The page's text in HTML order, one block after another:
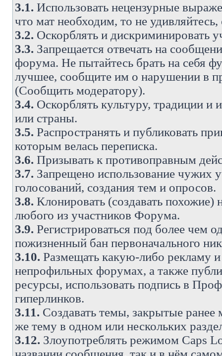
3.1. Использовать нецензурные
что мат необходим, то не
3.2. Оскорблять и дискриминировать
3.3. Запрещается отвечать на
форума. Не пытайтесь брать на себя
лучшее, сообщите им о нарушении в
(Сообщить модератору).
3.4. Оскорблять культуру, традиции
или страны.
3.5. Распространять и публиковать
которым велась переписка.
3.6. Призывать к противоправным
3.7. Запрещено использование чужих
голосований, создания тем и опросов.
3.8. Клонировать (создавать похожие)
любого из участников Форума.
3.9. Регистрироваться под более чем
пожизненный бан первоначального
3.10. Размещать какую-либо рекламу
непрофильных форумах, а также
ресурсы, использовать подпись в
гиперлинков.
3.11. Создавать темы, закрытые ранее
же тему в одном или нескольких
3.12. Злоупотреблять режимом Caps